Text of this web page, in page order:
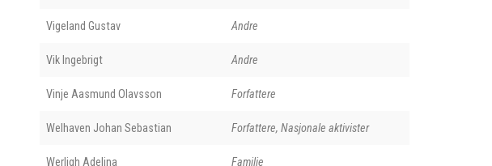
Vigeland Gustav Andre
Vik Ingebrigt Andre
Vinje Aasmund Olavsson Forfattere
Welhaven Johan Sebastian Forfattere, Nasjonale aktivister
Werligh Adelina Familie